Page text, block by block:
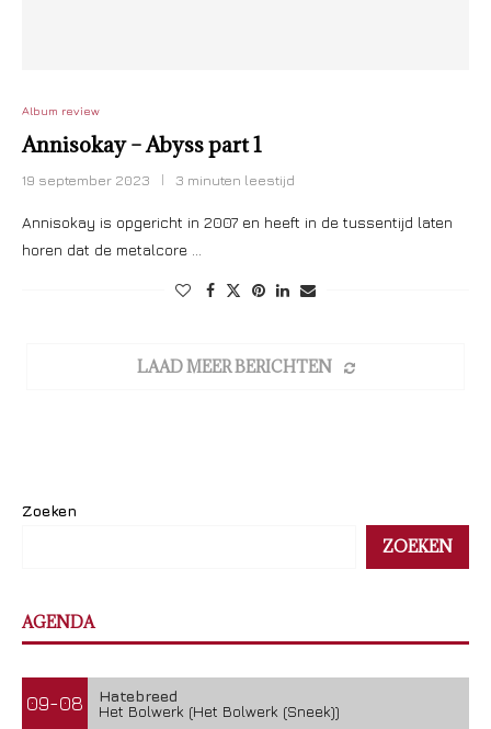
Album review
Annisokay – Abyss part 1
19 september 2023 3 minuten leestijd
Annisokay is opgericht in 2007 en heeft in de tussentijd laten
horen dat de metalcore …
LAAD MEER BERICHTEN
Zoeken
ZOEKEN
AGENDA
09-08
Hatebreed
Het Bolwerk (Het Bolwerk (Sneek))